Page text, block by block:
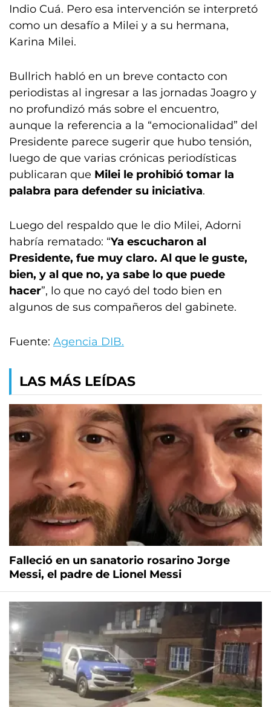
Indio Cuá. Pero esa intervención se interpretó
como un desafío a Milei y a su hermana,
Karina Milei.
Bullrich habló en un breve contacto con
periodistas al ingresar a las jornadas Joagro y
no profundizó más sobre el encuentro,
aunque la referencia a la “emocionalidad” del
Presidente parece sugerir que hubo tensión,
luego de que varias crónicas periodísticas
publicaran que Milei le prohibió tomar la
palabra para defender su iniciativa.
Luego del respaldo que le dio Milei, Adorni
habría rematado: “Ya escucharon al
Presidente, fue muy claro. Al que le guste,
bien, y al que no, ya sabe lo que puede
hacer”, lo que no cayó del todo bien en
algunos de sus compañeros del gabinete.
Fuente: Agencia DIB.
LAS MÁS LEÍDAS
Falleció en un sanatorio rosarino Jorge
Messi, el padre de Lionel Messi